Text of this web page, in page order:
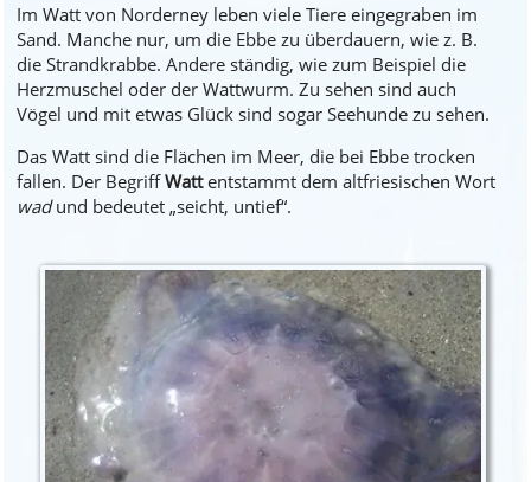
Im Watt von Norderney leben viele Tiere eingegraben im
Sand. Manche nur, um die Ebbe zu überdauern, wie z. B.
die Strandkrabbe. Andere ständig, wie zum Beispiel die
Herzmuschel oder der Wattwurm. Zu sehen sind auch
Vögel und mit etwas Glück sind sogar Seehunde zu sehen.
Das Watt sind die Flächen im Meer, die bei Ebbe trocken
fallen. Der BegriffWattentstammt dem altfriesischen Wort
wadund bedeutet „seicht, untief“.